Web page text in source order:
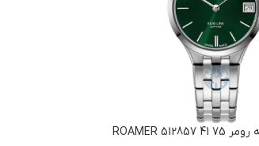
ساعت مچی زنانه رومر ROAMER 512857 41 75